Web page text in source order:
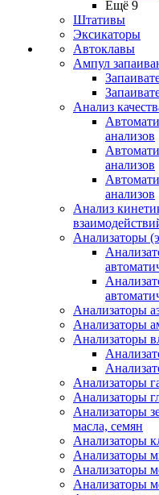
Ещё 9
Штативы
Эксикаторы
Автоклавы
Ампул
Анализ
анализов
анализов
анализов
Анализ
Анализаторы
Анализаторы
Анализаторы
Анализаторы
Анализаторы
Анализаторы
Анализаторы
масла, семян
Анализаторы
Анализаторы
Анализаторы
Анализаторы